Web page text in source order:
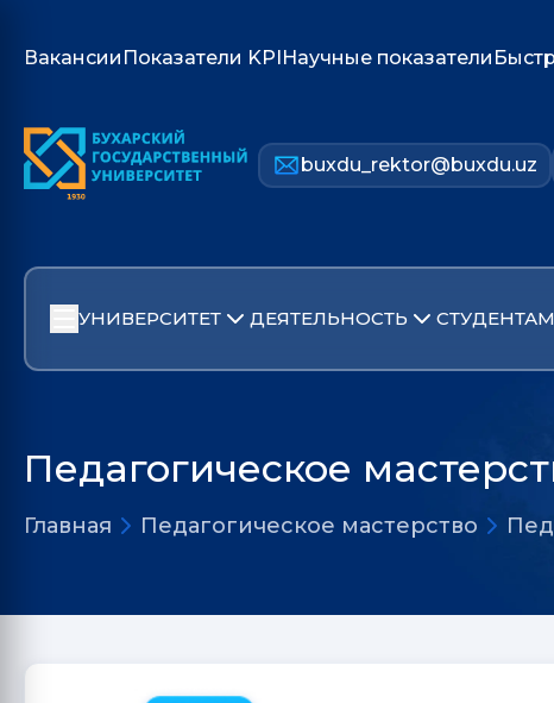
Вакансии Показатели KPIНаучные показатели
buxdu_rektor@buxdu.uz
УНИВЕРСИТЕТ ДЕЯТЕЛЬНОСТЬ СТУДЕНТАМ
Педагогическое
Главная Педагогическое мастерство